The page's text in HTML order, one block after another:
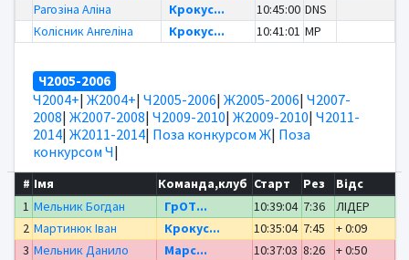
Рагозіна Аліна
Крокус... 10:45:00 DNS
Колісник Ангеліна
Крокус... 10:41:01 MP
Ч2005-2006
Ч2004+| Ж2004+| Ч2005-2006| Ж2005-2006| Ч2007-
2008| Ж2007-2008| Ч2009-2010| Ж2009-2010| Ч2011-
2014| Ж2011-2014| Поза конкурсом Ж| Поза
конкурсом Ч|
# Імя Команда,клуб Старт Рез
Відс
1 Мельник Богдан ГрОТ... 10:39:04 7:36
ЛІДЕР
2 Мартинюк Іван Крокус... 10:35:04 7:45
+ 0:09
3 Мельник Данило Марс... 10:37:03 8:26
+ 0:50